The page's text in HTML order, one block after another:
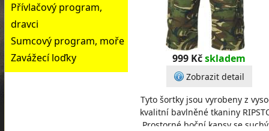
Přívlačový program,
dravci
Sumcový program, moře
Zavážecí loďky
999 Kčskladem
Zobrazit detail
Tyto šortky jsou vyrobeny z
kvalitní bavlněné tkaniny
Prostorné boční kapsy se